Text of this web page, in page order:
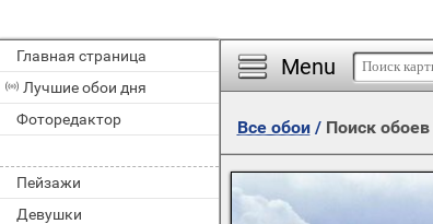
Главная страница
Лучшие обои дня
Фоторедактор
Пейзажи
Девушки
Menu
Все обои/ Поиск обоев